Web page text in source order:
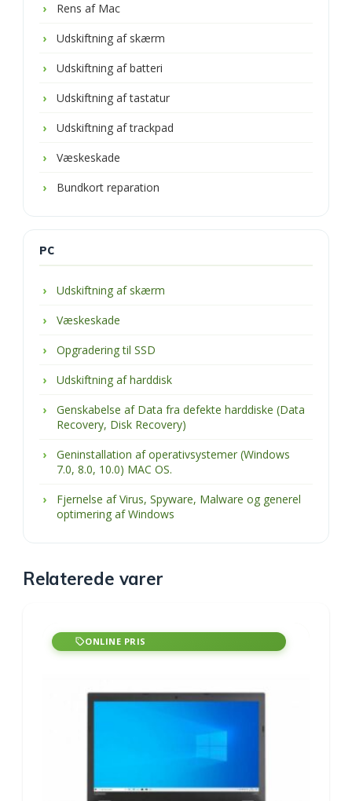
Rens af Mac
Udskiftning af skærm
Udskiftning af batteri
Udskiftning af tastatur
Udskiftning af trackpad
Væskeskade
Bundkort reparation
PC
Udskiftning af skærm
Væskeskade
Opgradering til SSD
Udskiftning af harddisk
Genskabelse af Data fra defekte harddiske (Data
Recovery, Disk Recovery)
Geninstallation af operativsystemer (Windows
7.0, 8.0, 10.0) MAC OS.
Fjernelse af Virus, Spyware, Malware og generel
optimering af Windows
Relaterede varer
ONLINE PRIS